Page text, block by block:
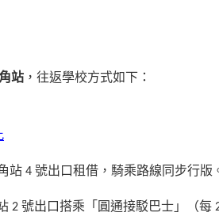
站 ，往返學校方式如下：
站 4 號出口租借，騎乘路線同步行版
2 號出口搭乘「圓通接駁巴士」（每